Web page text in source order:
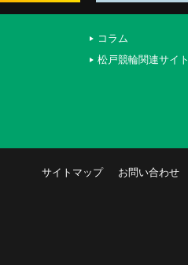
コラム
松戸競輪関連サイト
サイトマップ お問い合わせ